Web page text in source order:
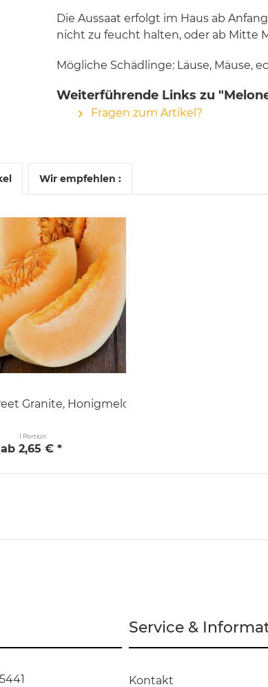
Die Aussaat erfolgt im Haus ab
nicht zu feucht halten, oder ab Mitte
Mögliche Schädlinge: Läuse, Mäuse,
Weiterführende Links zu
Fragen zum Artikel?
Wir empfehlen :
Granite, Honigmelone
1 Portion
ab 2,65 € *
Service &
Kontakt